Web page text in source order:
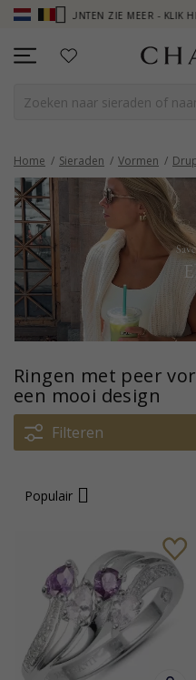
ZIE MEER - KLIK HIER
Home Sieraden Vormen
Ringen met peer
een mooi design
Filteren
Populair